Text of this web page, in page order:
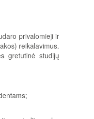
privalomieji ir
reikalavimus.
gretutinė studijų